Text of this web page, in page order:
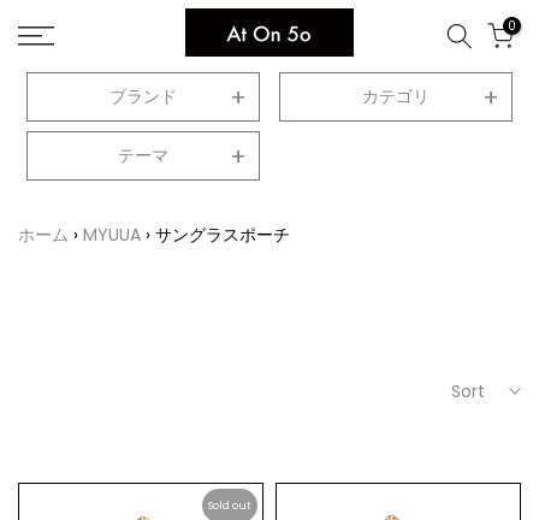
Skip
to
content
0
ブランド カテゴリ
テーマ
ホーム MYUUA サングラスポーチ
Sort
Sold out